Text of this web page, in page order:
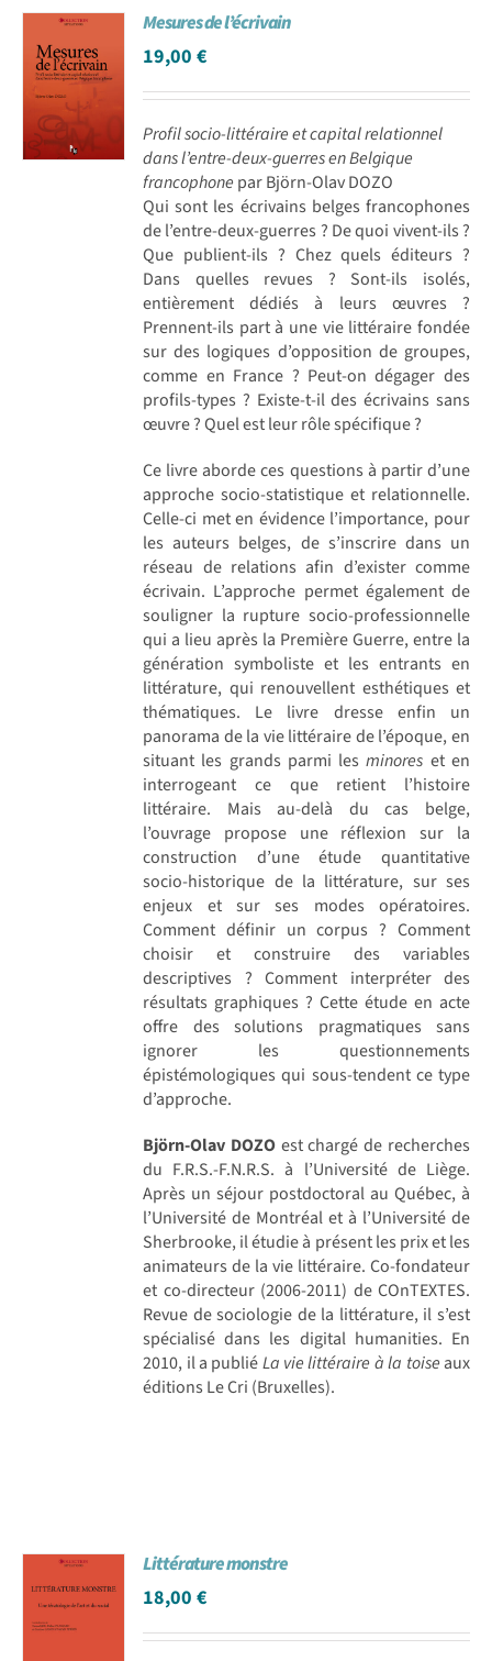
Achat en ligne
Panier WooCommerce
Mesures de l’écrivain
19,00€
Profil socio-littéraire et capital relationnel
dans l’entre-deux-guerres en Belgique
francophone par Björn-Olav DOZO
Qui sont les écrivains belges francophones
de l’entre-deux-guerres ? De quoi vivent-ils ?
Que publient-ils ? Chez quels éditeurs ?
Dans quelles revues ? Sont-ils isolés,
entièrement dédiés à leurs œuvres ?
Prennent-ils part à une vie littéraire fondée
sur des logiques d’opposition de groupes,
comme en France ? Peut-on dégager des
profils-types ? Existe-t-il des écrivains sans
œuvre ? Quel est leur rôle spécifique ?
Ce livre aborde ces questions à partir d’une
approche socio-statistique et relationnelle.
Celle-ci met en évidence l’importance, pour
les auteurs belges, de s’inscrire dans un
réseau de relations afin d’exister comme
écrivain. L’approche permet également de
souligner la rupture socio-professionnelle
qui a lieu après la Première Guerre, entre la
génération symboliste et les entrants en
littérature, qui renouvellent esthétiques et
thématiques. Le livre dresse enfin un
panorama de la vie littéraire de l’époque, en
situant les grands parmi lesminores et en
interrogeant ce que retient l’histoire
littéraire. Mais au-delà du cas belge,
l’ouvrage propose une réflexion sur la
construction d’une étude quantitative
socio-historique de la littérature, sur ses
enjeux et sur ses modes opératoires.
Comment définir un corpus ? Comment
choisir et construire des variables
descriptives ? Comment interpréter des
résultats graphiques ? Cette étude en acte
offre des solutions pragmatiques sans
ignorer les questionnements
épistémologiques qui sous-tendent ce type
d’approche.
Björn-Olav DOZOest chargé de recherches
du F.R.S.-F.N.R.S. à l’Université de Liège.
Après un séjour postdoctoral au Québec, à
l’Université de Montréal et à l’Université de
Sherbrooke, il étudie à présent les prix et les
animateurs de la vie littéraire. Co-fondateur
et co-directeur (2006-2011) de COnTEXTES.
Revue de sociologie de la littérature, il s’est
spécialisé dans les digital humanities. En
2010, il a publiéLa vie littéraire à la toise aux
éditions Le Cri (Bruxelles).
Littérature monstre
18,00€